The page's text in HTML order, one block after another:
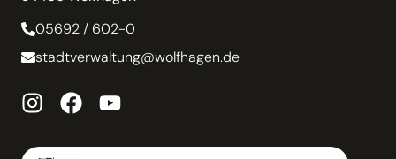
05692 / 602-0
stadtverwaltung@wolfhagen.de